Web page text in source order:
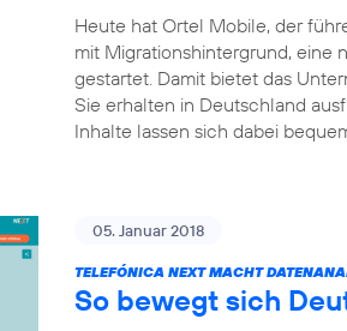
Heute hat Ortel Mobile, der
mit Migrationshintergrund,
gestartet. Damit bietet das
Sie erhalten in Deutschland
Inhalte lassen sich dabei
05. Januar 2018
TELEFÓNICA NEXT MACHT
So bewegt sich